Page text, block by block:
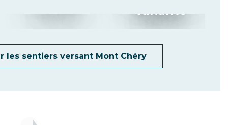
variante
les sentiers versant Mont Chéry